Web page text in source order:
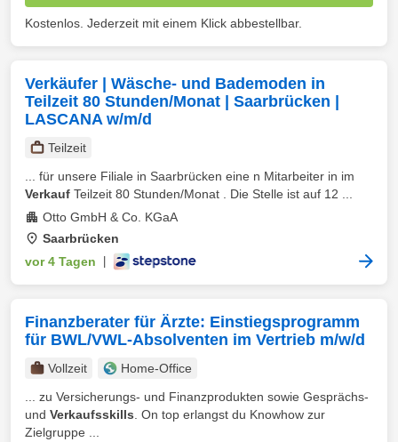
Kostenlos. Jederzeit mit einem Klick abbestellbar.
Verkäufer | Wäsche- und Bademoden in
Teilzeit 80 Stunden/Monat | Saarbrücken |
LASCANA w/m/d
Teilzeit
... für unsere Filiale in Saarbrücken eine n Mitarbeiter in im
Verkauf Teilzeit 80 Stunden/Monat . Die Stelle ist auf 12 ...
Otto GmbH & Co. KGaA
Saarbrücken
vor 4 Tagen
Finanzberater für Ärzte: Einstiegsprogramm
für BWL/VWL-Absolventen im Vertrieb m/w/d
Vollzeit
Home-Office
... zu Versicherungs- und Finanzprodukten sowie Gesprächs-
und Verkaufsskills . On top erlangst du Knowhow zur
Zielgruppe ...